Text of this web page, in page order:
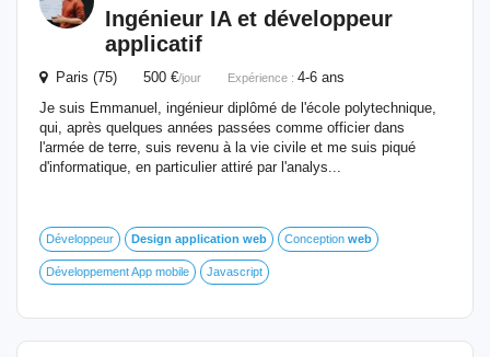
Ingénieur IA et développeur
applicatif
Paris (75) 500 €/jour Expérience : 4-6 ans
Je suis Emmanuel, ingénieur diplômé de l'école polytechnique,
qui, après quelques années passées comme officier dans
l'armée de terre, suis revenu à la vie civile et me suis piqué
d'informatique, en particulier attiré par l'analys...
Développeur Design application web Conception web
Développement App mobile Javascript